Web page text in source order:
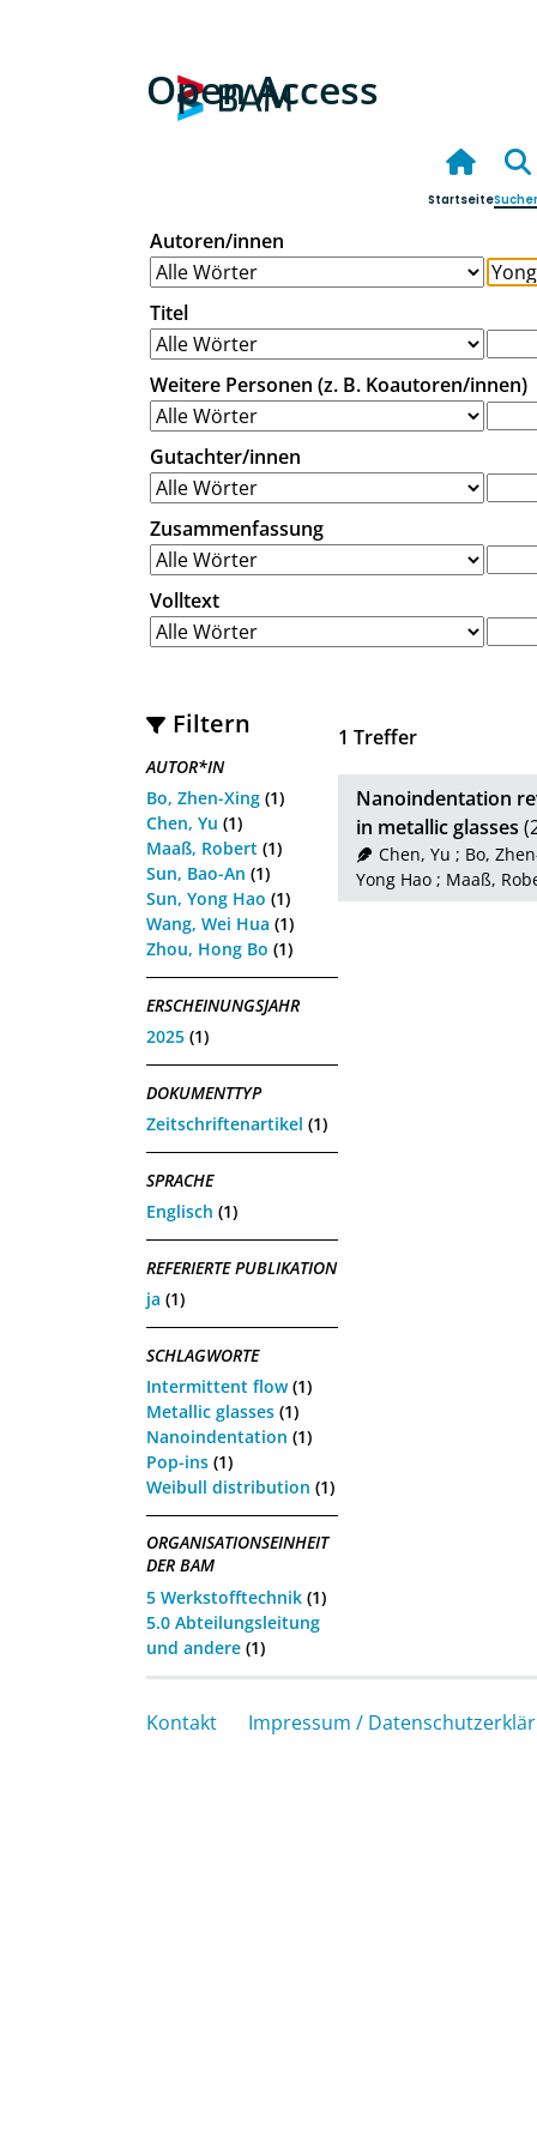
Open Access
Startseite
Autoren/innen
Titel
Weitere Personen (z. B. Koautoren/innen)
Gutachter/innen
Zusammenfassung
Volltext
Filtern
AUTOR*IN
Bo, Zhen-Xing (1)
Chen, Yu (1)
Maaß, Robert (1)
Sun, Bao-An (1)
Sun, Yong Hao (1)
Wang, Wei Hua (1)
Zhou, Hong Bo (1)
ERSCHEINUNGSJAHR
2025 (1)
DOKUMENTTYP
Zeitschriftenartikel (1)
SPRACHE
Englisch (1)
REFERIERTE PUBLIKATION
ja (1)
SCHLAGWORTE
Intermittent flow(1)
Metallic glasses (1)
Nanoindentation (1)
Pop-ins (1)
Weibull distribution (1)
ORGANISATIONSEINHEIT
DER BAM
5 Werkstofftechnik (1)
5.0 Abteilungsleitung
und andere (1)
1 Treffer
Nanoindentation
in metallic glasses
Chen, Yu ; Bo,
Yong Hao ; Maaß,
Kontakt Impressum /